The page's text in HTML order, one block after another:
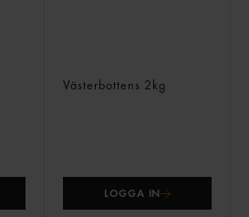
Västerbottens 2kg
LOGGA IN